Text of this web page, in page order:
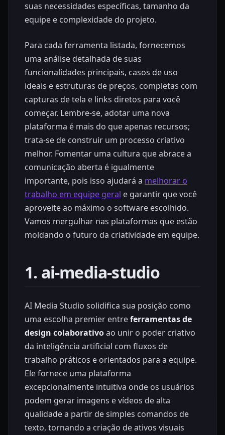
suas necessidades específicas, tamanho da
equipe e complexidade do projeto.
Para cada ferramenta listada, fornecemos
uma análise detalhada de suas
funcionalidades principais, casos de uso
ideais e estruturas de preços, completas com
capturas de tela e links diretos para você
começar. Lembre-se, adotar uma nova
plataforma é mais do que apenas recursos;
trata-se de construir um processo criativo
melhor. Fomentar uma cultura que abrace a
comunicação aberta é igualmente
importante, pois isso ajudará a melhorar o
trabalho em equipe geral e garantir que você
aproveite ao máximo o software escolhido.
Vamos mergulhar nas plataformas que estão
moldando o futuro da criatividade em equipe.
1. ai-media-studio
AI Media Studio solidifica sua posição como
uma escolha premier entreferramentas de
design colaborativoao unir o poder criativo
da inteligência artificial com fluxos de
trabalho práticos e orientados para a equipe.
Ele fornece uma plataforma
excepcionalmente intuitiva onde os usuários
podem gerar imagens e vídeos de alta
qualidade a partir de simples comandos de
texto, tornando a criação de ativos visuais